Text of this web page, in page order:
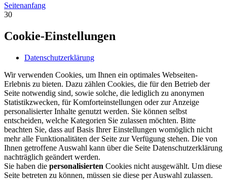
Seitenanfang
30
Cookie-Einstellungen
Datenschutzerklärung
Wir verwenden Cookies, um Ihnen ein optimales Webseiten-
Erlebnis zu bieten. Dazu zählen Cookies, die für den Betrieb der
Seite notwendig sind, sowie solche, die lediglich zu anonymen
Statistikzwecken, für Komforteinstellungen oder zur Anzeige
personalisierter Inhalte genutzt werden. Sie können selbst
entscheiden, welche Kategorien Sie zulassen möchten. Bitte
beachten Sie, dass auf Basis Ihrer Einstellungen womöglich nicht
mehr alle Funktionalitäten der Seite zur Verfügung stehen. Die von
Ihnen getroffene Auswahl kann über die Seite Datenschutzerklärung
nachträglich geändert werden.
Sie haben die personalisierten Cookies nicht ausgewählt. Um diese
Seite betreten zu können, müssen sie diese per Auswahl zulassen.